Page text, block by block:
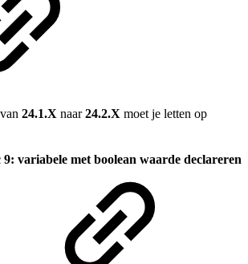
24.1.X naar24.2.X moet je letten op
variabele met boolean waarde declareren